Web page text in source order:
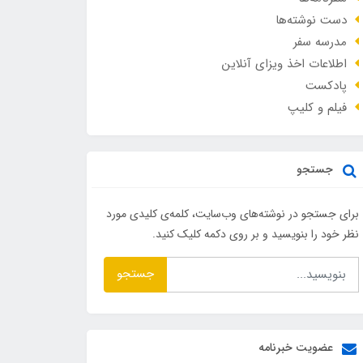
دست نوشته‌ها
مدرسه سفر
اطلاعات اخذ ویزای آنلاین
پادکست
فیلم و کلیپ
جستجو
برای جستجو در نوشته‌های وب‌سایت، کلمه‌ی کلیدی مورد
نظر خود را بنویسید و بر روی دکمه کلیک کنید.
جستجو
عضویت خبرنامه